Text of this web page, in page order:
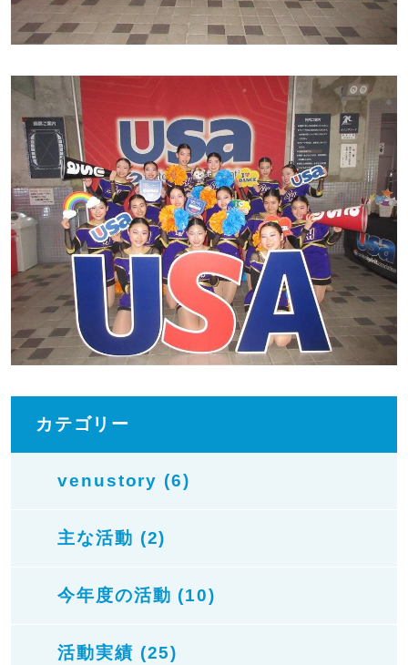
カテゴリー
venustory (6)
主な活動 (2)
今年度の活動 (10)
活動実績 (25)